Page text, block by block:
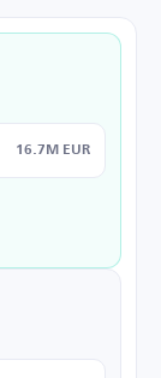
16.7M EUR